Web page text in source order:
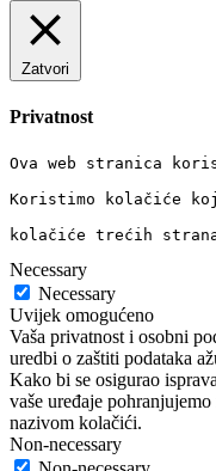
Zatvori
Privatnost
Ova web stranica
Koristimo kolačiće
kolačiće trećih
Necessary
Necessary
Uvijek omogućeno
Vaša privatnost i osobni
uredbi o zaštiti podataka
Kako bi se osigurao
vaše uređaje
nazivom kolačići.
Non-necessary